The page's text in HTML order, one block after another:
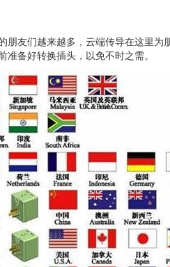
朋友们越来越多，云端传导在这里
准备好转换插头，以免不时之需。